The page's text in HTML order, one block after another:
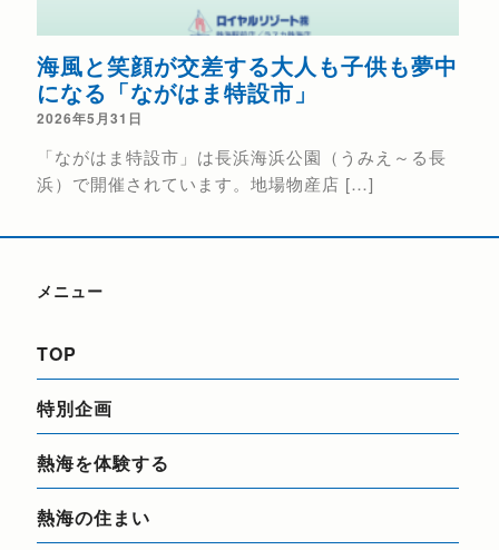
海風と笑顔が交差する大人も子供も夢中
になる「ながはま特設市」
2026年5月31日
「ながはま特設市」は長浜海浜公園（うみえ～る長
浜）で開催されています。地場物産店 […]
メニュー
TOP
特別企画
熱海を体験する
熱海の住まい